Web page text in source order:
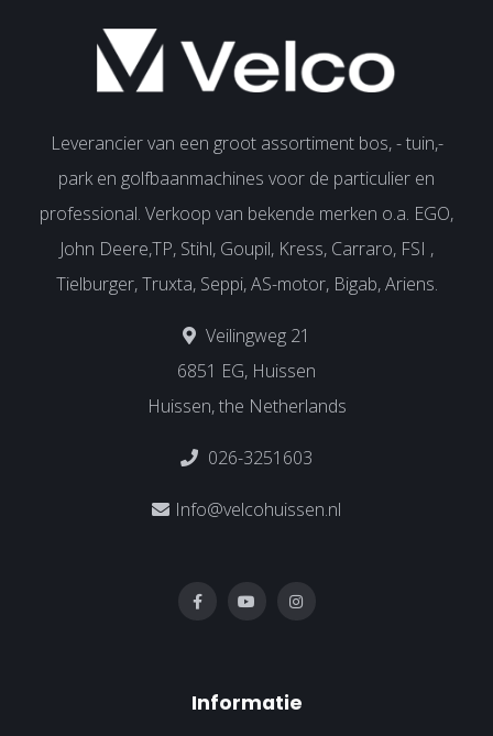
Leverancier van een groot assortiment bos, - tuin,-
park en golfbaanmachines voor de particulier en
professional. Verkoop van bekende merken o.a. EGO,
John Deere,TP, Stihl, Goupil, Kress, Carraro, FSI ,
Tielburger, Truxta, Seppi, AS-motor, Bigab, Ariens.
Veilingweg 21
6851 EG, Huissen
Huissen, the Netherlands
026-3251603
Info@velcohuissen.nl
Informatie